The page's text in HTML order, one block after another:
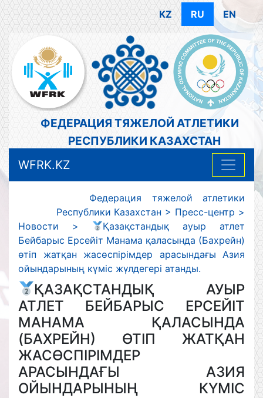
KZ RU EN
ФЕДЕРАЦИЯ ТЯЖЕЛОЙ АТЛЕТИКИ
РЕСПУБЛИКИ КАЗАХСТАН
WFRK.KZ
Федерация тяжелой атлетики
Республики Казахстан > Пресс-центр >
Новости >
Қазақстандық ауыр атлет
Бейбарыс Ерсейіт Манама қаласында (Бахрейн)
өтіп жатқан жасөспірімдер арасындағы Азия
ойындарының күміс жүлдегері атанды.
ҚАЗАҚСТАНДЫҚ АУЫР
АТЛЕТ БЕЙБАРЫС ЕРСЕЙІТ
МАНАМА ҚАЛАСЫНДА
(БАХРЕЙН) ӨТІП ЖАТҚАН
ЖАСӨСПІРІМДЕР
АРАСЫНДАҒЫ АЗИЯ
ОЙЫНДАРЫНЫҢ КҮМІС